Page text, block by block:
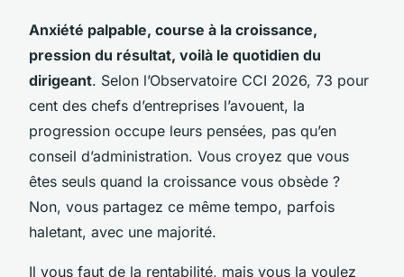
Anxiété palpable, course à la croissance,
pression du résultat, voilà le quotidien du
dirigeant. Selon l’Observatoire CCI 2026, 73 pour
cent des chefs d’entreprises l’avouent, la
progression occupe leurs pensées, pas qu’en
conseil d’administration. Vous croyez que vous
êtes seuls quand la croissance vous obsède ?
Non, vous partagez ce même tempo, parfois
haletant, avec une majorité.
Il vous faut de la rentabilité, mais vous la voulez